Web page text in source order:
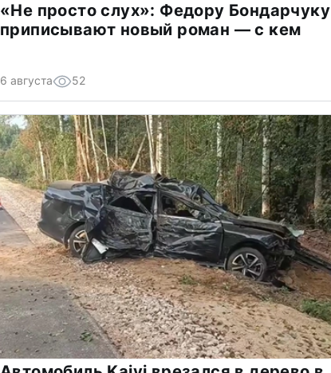
«Не просто слух»: Федору Бондарчуку
приписывают новый роман — с кем
6 августа 52